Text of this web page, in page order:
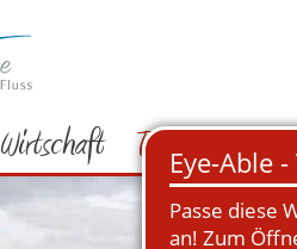
Wirtschaft Tourismus